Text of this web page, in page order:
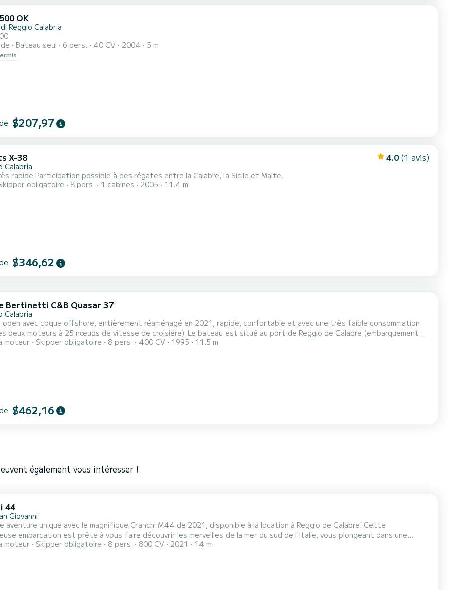
OK
Reggio Calabria
Bateau seul 6 pers. 40 CV 2004 5 m
$207,97
X-38 4.0 (1 avis)
Calabria
Voilier très rapide Participation possible à des régates entre la Calabre, la Sicile et Malte.
obligatoire 8 pers. 1 cabines 2005 11.4 m
$346,62
Bertinetti C&B Quasar 37
Calabria
open avec coque offshore, entièrement réaménagé en 2021, rapide, confortable et avec une très faible consommation
deux moteurs à 25 nœuds de vitesse de croisière). Le bateau est situé au port de Reggio de Calabre (embarquement
possible à Villa San Giovanni et, avec supplément, à Scilla, Bagnara Calabra et Messina) qui est extrêmement
moteur Skipper obligatoire 8 pers. 400 CV 1995 11.5 m
$462,16
également vous intéresser !
44
Giovanni
aventure unique avec le magnifique Cranchi M44 de 2021, disponible à la location à Reggio de Calabre! Cette
embarcation est prête à vous faire découvrir les merveilles de la mer du sud de l'Italie, vous plongeant dans une
nautique sans pareille. La location, la location et la charte de ce splendide bateau sont à votre disposition pour vivre
moteur Skipper obligatoire 8 pers. 800 CV 2021 14 m